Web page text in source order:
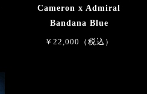
Cameron x Admiral
Bandana Blue
￥22,000（税込）